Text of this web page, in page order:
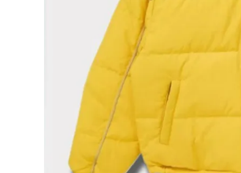
Tシャツ・ロングスリーブ
パーカー・トレーナー
ジャケット・アウター
キャップ・ハット
ニット帽・ビーニー